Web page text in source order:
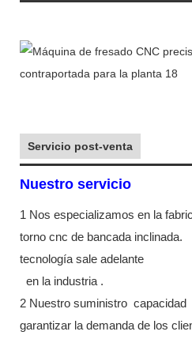
Servicio post-venta
Nuestro servicio
1 Nos especializamos en la
torno cnc de bancada inclinada.
tecnología sale adelante
en la industria .
2 Nuestro suministro capacidad
garantizar la demanda de los